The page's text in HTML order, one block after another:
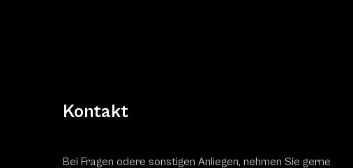
Kontakt
Bei Fragen odere sonstigen Anliegen, nehmen Sie gerne